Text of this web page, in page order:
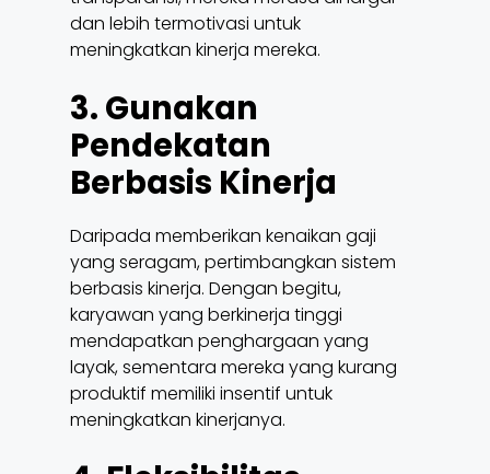
dan lebih termotivasi untuk
meningkatkan kinerja mereka.
3. Gunakan
Pendekatan
Berbasis Kinerja
Daripada memberikan kenaikan gaji
yang seragam, pertimbangkan sistem
berbasis kinerja. Dengan begitu,
karyawan yang berkinerja tinggi
mendapatkan penghargaan yang
layak, sementara mereka yang kurang
produktif memiliki insentif untuk
meningkatkan kinerjanya.